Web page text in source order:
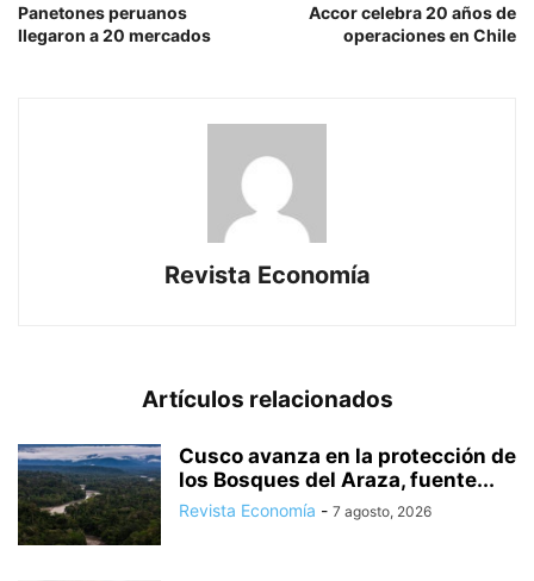
Panetones peruanos
llegaron a 20 mercados
Accor celebra 20 años de
operaciones en Chile
Revista Economía
Artículos relacionados
Cusco avanza en la protección de
los Bosques del Araza, fuente...
Revista Economía - 7 agosto, 2026